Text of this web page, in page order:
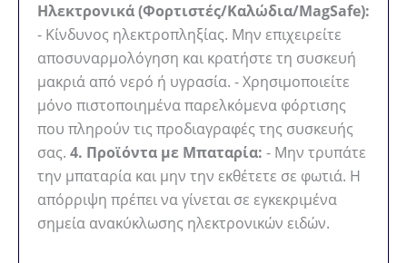
Ηλεκτρονικά (Φορτιστές/Καλώδια/MagSafe):
- Κίνδυνος ηλεκτροπληξίας. Μην επιχειρείτε
αποσυναρμολόγηση και κρατήστε τη συσκευή
μακριά από νερό ή υγρασία. - Χρησιμοποιείτε
μόνο πιστοποιημένα παρελκόμενα φόρτισης
που πληρούν τις προδιαγραφές της συσκευής
σας. 4. Προϊόντα με Μπαταρία: - Μην τρυπάτε
την μπαταρία και μην την εκθέτετε σε φωτιά. Η
απόρριψη πρέπει να γίνεται σε εγκεκριμένα
σημεία ανακύκλωσης ηλεκτρονικών ειδών.